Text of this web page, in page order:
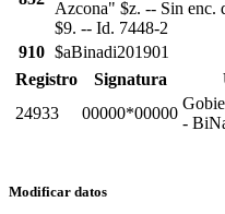
Azcona" $z. -- Sin enc.
$9. -- Id. 7448-2
910 $aBinadi201901
Registro
Signatura
24933
00000*00000
-
Modificar datos